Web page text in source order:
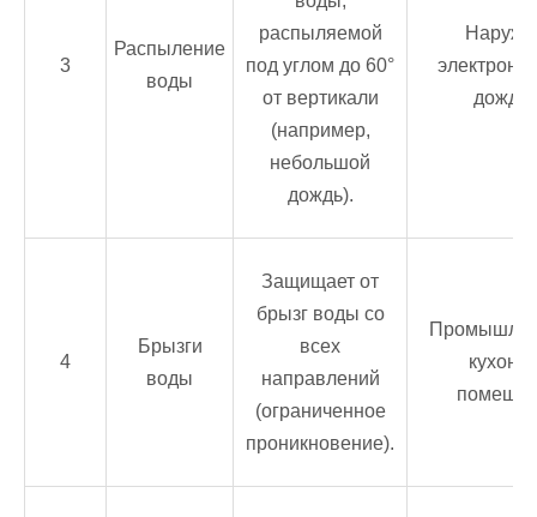
3
Распыление
воды
распыляемой
под углом до 60°
от вертикали
(например,
небольшой
дождь).
4
Брызги
воды
Защищает от
брызг воды со
всех
направлений
(ограниченное
проникновение).